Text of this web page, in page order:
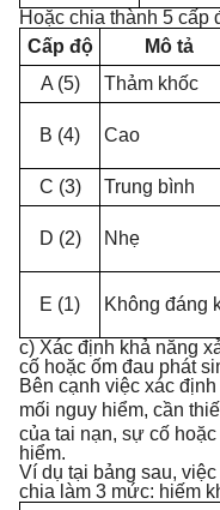
Hoặc chia thành 5 cấp
Cấp độ
Mô tả
A (5) Thảm khốc
B (4) Cao
C (3) Trung bình
D (2) Nhẹ
E (1) Không đáng
c) Xác định khả năng
cố hoặc ốm đau phát
Bên cạnh việc xác
mối nguy hiểm, cần
của tai nạn, sự cố
hiểm.
Ví dụ tại bảng sau,
chia làm 3 mức: hiếm